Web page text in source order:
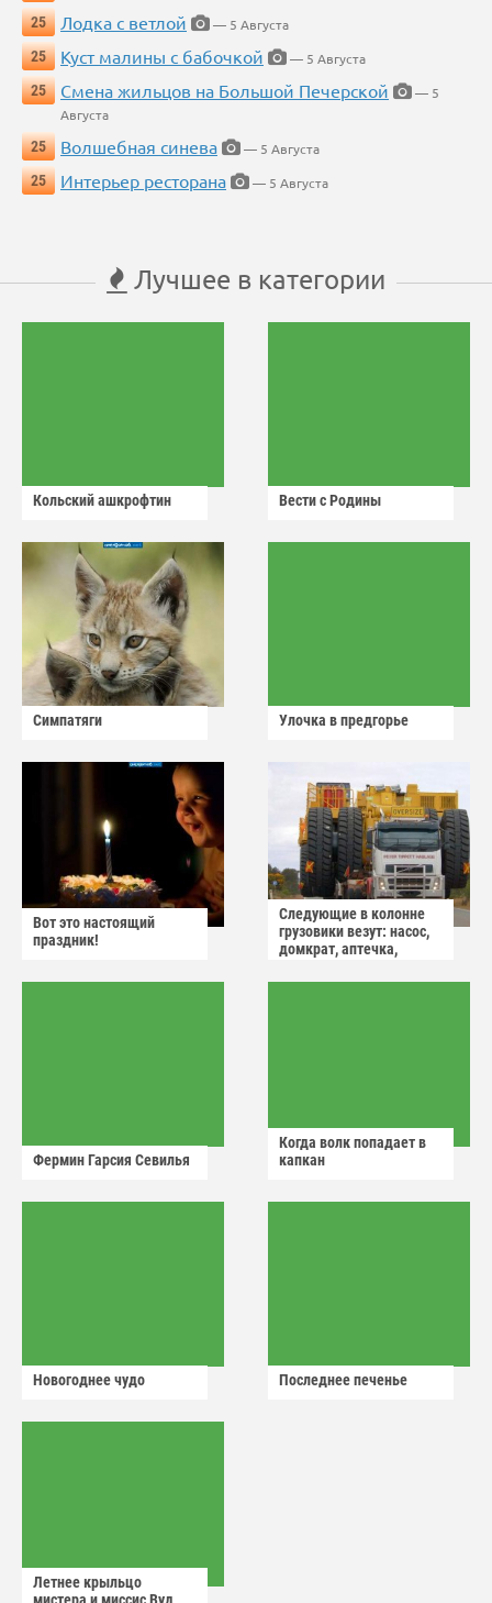
25
Лодка с ветлой
— 5 Августа
25
Куст малины с бабочкой
— 5 Августа
25
Смена жильцов на Большой Печерской
— 5
Августа
25
Волшебная синева
— 5 Августа
25
Интерьер ресторана — 5 Августа
Лучшее в категории
Кольский ашкрофтин Вести с Родины
Симпатяги Улочка в предгорье
Вот это настоящий
праздник!
Следующие в колонне
грузовики везут: насос,
домкрат, аптечка,
Фермин Гарсия Севилья
Когда волк попадает в
капкан
Новогоднее чудо Последнее печенье
Летнее крыльцо
мистера и миссис Вуд